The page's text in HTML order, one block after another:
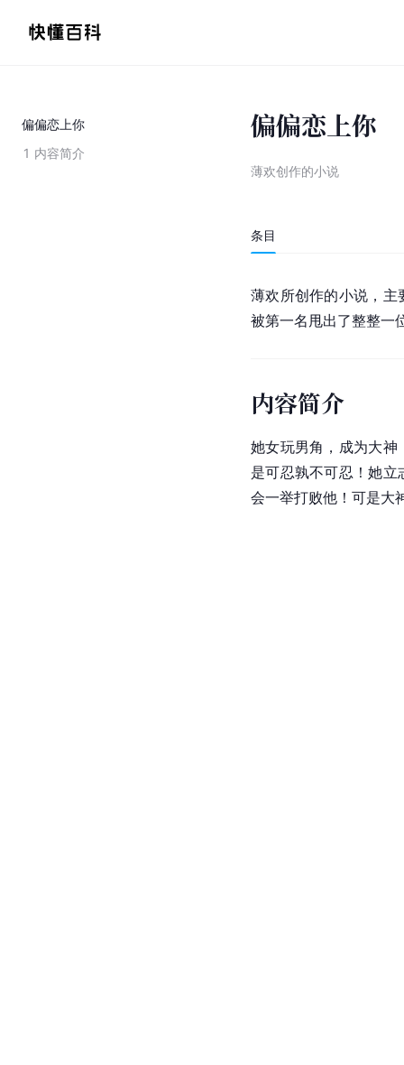
偏偏恋上你
1 内容简介
偏偏恋上你
薄欢创作的小说
条目
薄欢所创作的小说，主
被第一名甩出了整整一
内容简介
她女玩男角，成为大神
是可忍孰不可忍！她
会一举打败他！可是大